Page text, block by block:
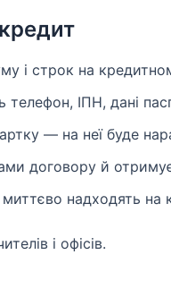
і строк на
телефон, ІПН, дані
— на неї буде
договору й
надходять на
і офісів.